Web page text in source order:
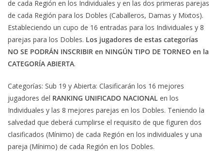
de cada Región en los Individuales y en las dos primeras parejas
de cada Región para los Dobles (Caballeros, Damas y Mixtos).
Estableciendo un cupo de 16 entradas para los Individuales y 8
parejas para los Dobles. Los jugadores de estas categorías
NO SE PODRÁN INSCRIBIR en NINGÚN TIPO DE TORNEO en la
CATEGORÍA ABIERTA.
Categorías: Sub 19 y Abierta: Clasificarán los 16 mejores
jugadores del RANKING UNIFICADO NACIONAL en los
Individuales y las 8 mejores parejas en los Dobles. Teniendo la
salvedad que deberá cumplirse el requisito de que figuren dos
clasificados (Mínimo) de cada Región en los individuales y una
pareja (Mínimo) de cada Región en los Dobles.